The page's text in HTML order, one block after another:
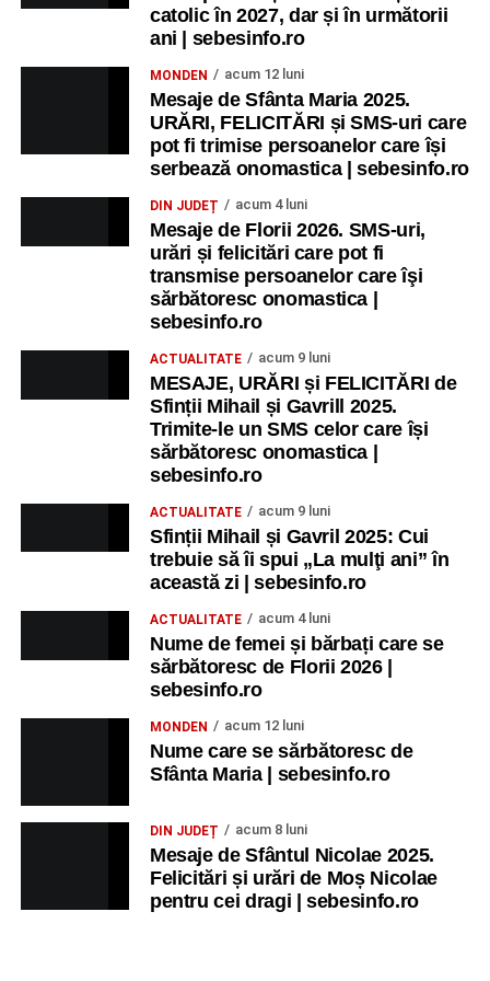
Copiii în armonia orașului
Ora 10.00– Școala din Răhău: activități recreative pentru
– Curtea Școlii „M. Kogălniceanu”: activități
recreative pentru copii.
– Grădina Muzeului Municipal „Ioan Raica”
Sebeș: încheierea Școlii de vară„Curcubeul Prieteniei”
– Aula Primăriei Municipiului Sebeș:
festivitatea de premiere a șefilor de promoție și a elevilor
Evaluare Națională și Bacalaureat.
– Parcul Tineretului: Spectacol pentru copii și
Alexandra Pamfilie și Școala de muzică„DoReMi”
Ancuța Stănuș și grupul de folclor;
Trupa de Dansuri Săsești.
Ora 20.30– Parcul Tineretului: proiecția filmului pentru
„Străjerii Deltei”(România, 2021), film de familie și
JOI, 27 AUGUST 2026
Grădina Muzeului Municipal „Ioan
Raica” Sebeș
Sărbătoarea Seniorilor
– festivitatea de
catolic în 2027, dar și în următorii
ani | sebesinfo.ro
MONDEN acum 12 luni
Mesaje de Sfânta Maria 2025.
URĂRI, FELICITĂRI și SMS-uri care
pot fi trimise persoanelor care își
serbează onomastica | sebesinfo.ro
DIN JUDEȚ acum 4 luni
Mesaje de Florii 2026. SMS-uri,
urări și felicitări care pot fi
transmise persoanelor care îşi
sărbătoresc onomastica |
sebesinfo.ro
ACTUALITATE acum 9 luni
MESAJE, URĂRI și FELICITĂRI de
Sfinții Mihail și Gavrill 2025.
Trimite-le un SMS celor care își
sărbătoresc onomastica |
sebesinfo.ro
ACTUALITATE acum 9 luni
Sfinții Mihail și Gavril 2025: Cui
trebuie să îi spui „La mulţi ani” în
această zi | sebesinfo.ro
ACTUALITATE acum 4 luni
Nume de femei și bărbați care se
sărbătoresc de Florii 2026 |
sebesinfo.ro
MONDEN acum 12 luni
Nume care se sărbătoresc de
Sfânta Maria | sebesinfo.ro
DIN JUDEȚ acum 8 luni
Mesaje de Sfântul Nicolae 2025.
Felicitări și urări de Moș Nicolae
pentru cei dragi | sebesinfo.ro